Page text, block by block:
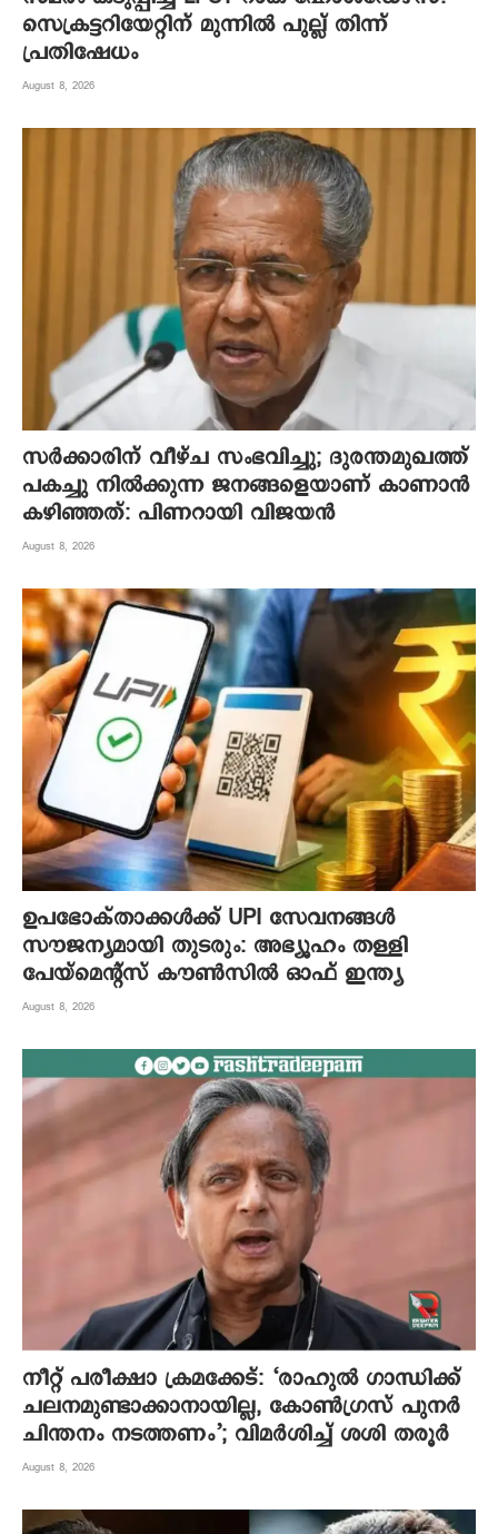
സെക്രട്ടറിയേറ്റിന് മുന്നിൽ പുല്ല് തിന്ന്
പ്രതിഷേധം
August 8, 2026
സർക്കാരിന് വീഴ്ച സംഭവിച്ചു; ദുരന്തമുഖത്ത്
പകച്ചു നിൽക്കുന്ന ജനങ്ങളെയാണ് കാണാൻ
കഴിഞ്ഞത്: പിണറായി വിജയൻ
August 8, 2026
ഉപഭോക്താക്കൾക്ക് UPI സേവനങ്ങൾ
സൗജന്യമായി തുടരും: അഭ്യൂഹം തള്ളി
പേയ്‌മെന്റ്സ് കൗൺസിൽ ഓഫ് ഇന്ത്യ
August 8, 2026
നീറ്റ് പരീക്ഷാ ക്രമക്കേട്: ‘രാഹുൽ ഗാന്ധിക്ക്
ചലനമുണ്ടാക്കാനായില്ല, കോൺഗ്രസ് പുനർ
ചിന്തനം നടത്തണം’; വിമർശിച്ച് ശശി തരൂർ
August 8, 2026